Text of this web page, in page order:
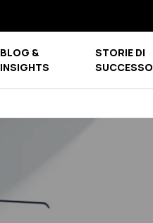
Show submenu for INDUSTRIE E SETTORI
BLOG &
INSIGHTS
STORIE DI
SUCCESSO